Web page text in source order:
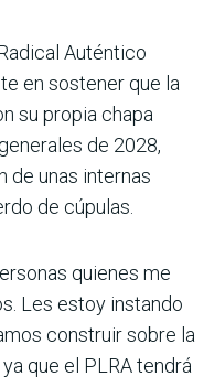
Auténtico
en sostener que la
su propia chapa
de 2028,
de unas internas
de cúpulas.
quienes me
Les estoy instando
construir sobre la
que el PLRA tendrá